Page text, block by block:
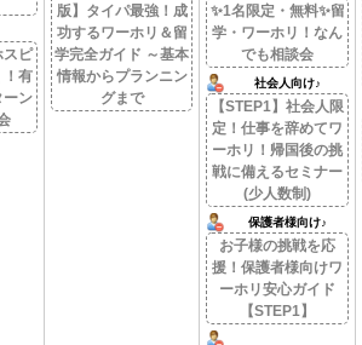
スピ
！有
ーン
版】タイパ最強！成
功するワーホリ＆留
学完全ガイド ～基本
情報からプランニン
グまで
✨1名限定・無料✨留
学・ワーホリ！なん
でも相談会
社会人向け♪
【STEP1】社会人限
定！仕事を辞めてワ
ーホリ！帰国後の挑
戦に備えるセミナー
(少人数制)
保護者様向け♪
お子様の挑戦を応
援！保護者様向けワ
ーホリ安心ガイド
【STEP1】